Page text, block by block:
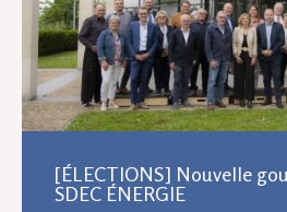
[ÉLECTIONS] Nouvelle
SDEC ÉNERGIE